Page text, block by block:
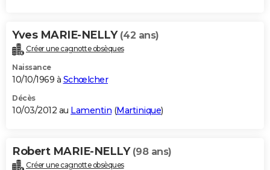
Yves MARIE-NELLY (42 ans)
Créer une cagnotte obsèques
Naissance
10/10/1969 à Schœlcher
Décès
10/03/2012 au Lamentin (Martinique)
Robert MARIE-NELLY (98 ans)
Créer une cagnotte obsèques